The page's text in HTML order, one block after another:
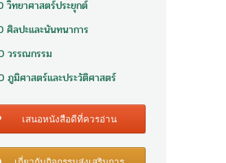
วิทยาศาสตร์ประยุกต์
ศิลปะและนันทนาการ
วรรณกรรม
ภูมิศาสตร์และประวัติศาสตร์
เสนอหนังสือดีที่ควรอ่าน